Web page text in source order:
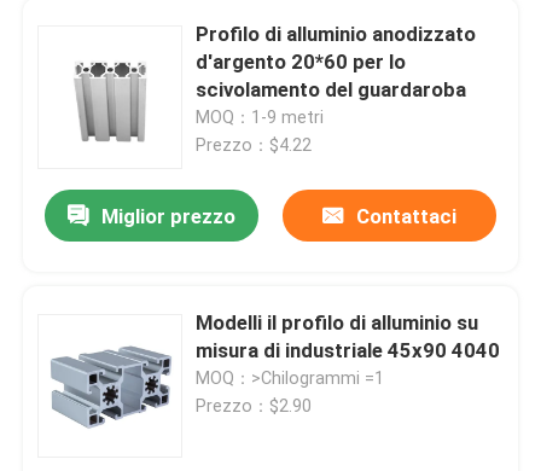
Contatti
Profilo di alluminio anodizzato
d'argento 20*60 per lo
scivolamento del guardaroba
MOQ：1-9 metri
Prezzo：$4.22
Miglior prezzo Contattaci
Modelli il profilo di alluminio su
misura di industriale 45x90 4040
MOQ：>Chilogrammi =1
Prezzo：$2.90